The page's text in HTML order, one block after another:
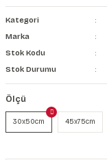
Duvar Kanvası
Kategori
Marka
Stok Kodu
Stok Durumu
Ölçü
30x50cm 45x75cm